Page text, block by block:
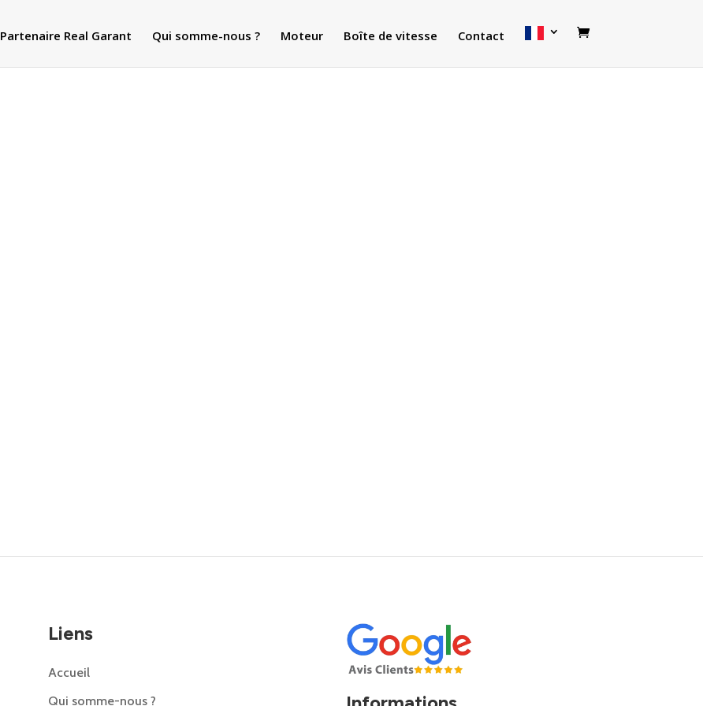
Partenaire Real Garant Qui somme-nous ? Moteur Boîte de vitesse Contact
Liens
Accueil
Qui somme-nous ?